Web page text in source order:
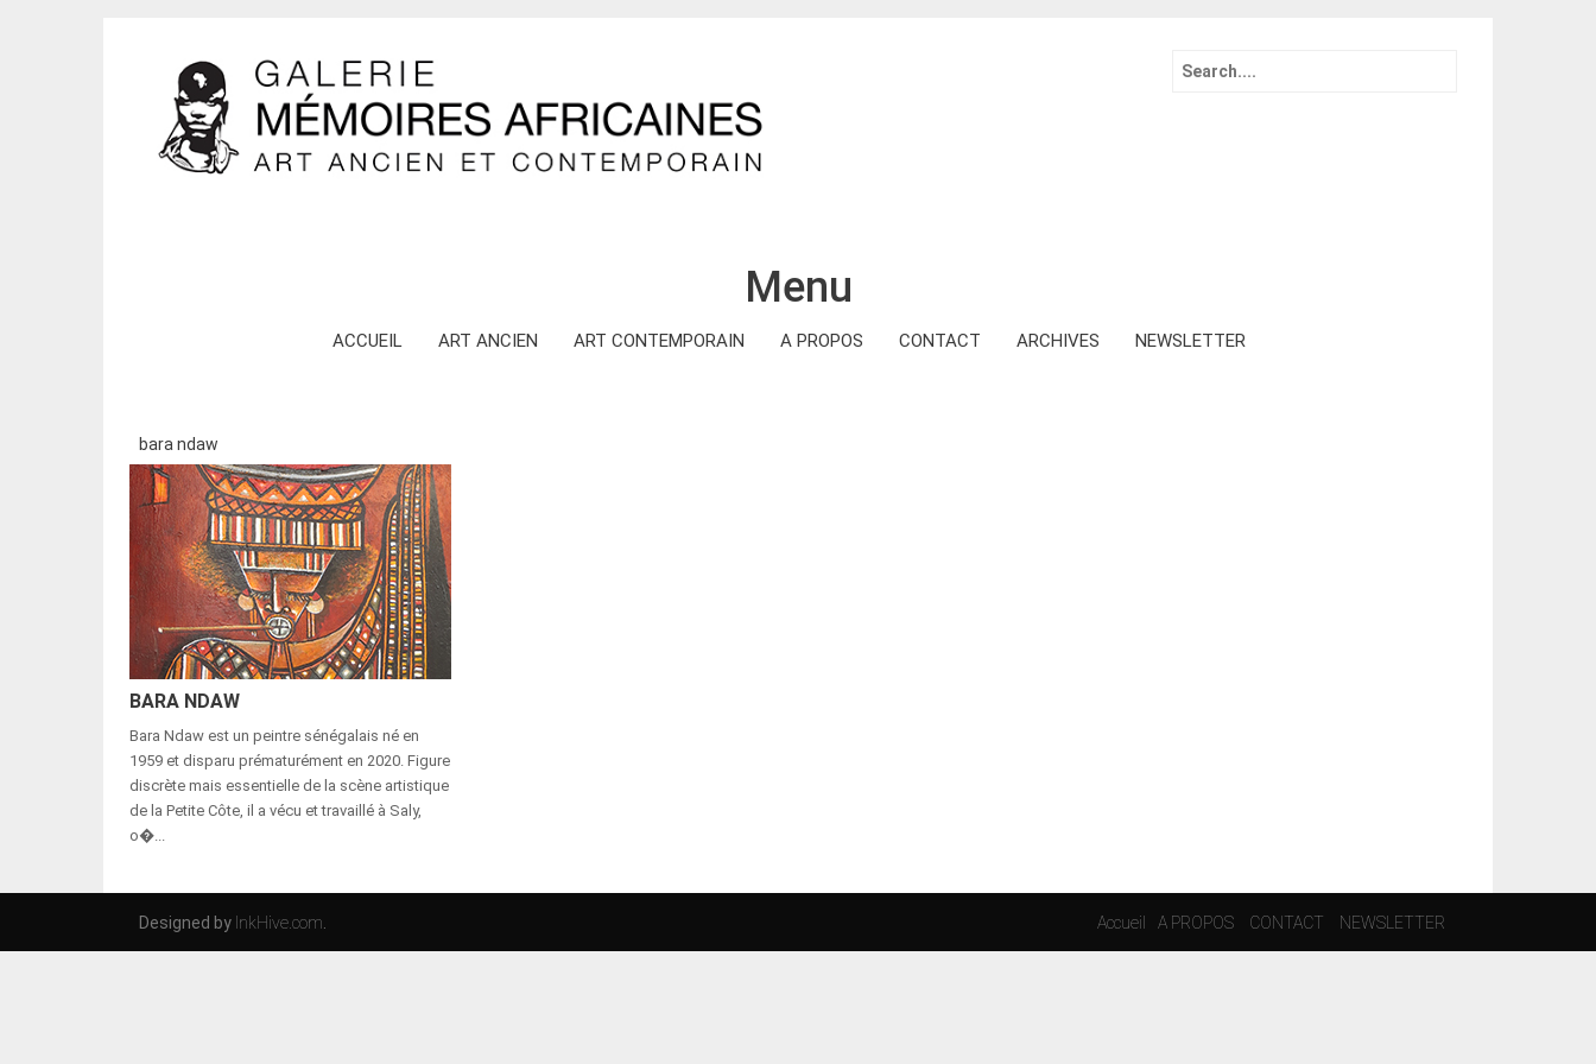
Search
Menu
ACCUEIL ART ANCIEN ART CONTEMPORAIN A PROPOS CONTACT ARCHIVES NEWSLETTER
bara ndaw
BARA NDAW
Bara Ndaw est un peintre sénégalais né en
1959 et disparu prématurément en 2020. Figure
discrète mais essentielle de la scène artistique
de la Petite Côte, il a vécu et travaillé à Saly,
o�...
Designed by InkHive.com Accueil A PROPOS CONTACT NEWSLETTER